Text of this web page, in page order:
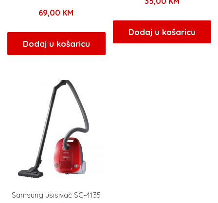
69,00 KM
Dodaj u košaricu
Dodaj u košaricu
Samsung usisivač SC-4135